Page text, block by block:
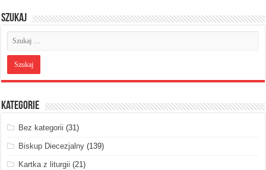
Szukaj
Kategorie
Bez kategorii (31)
Biskup Diecezjalny (139)
Kartka z liturgii (21)